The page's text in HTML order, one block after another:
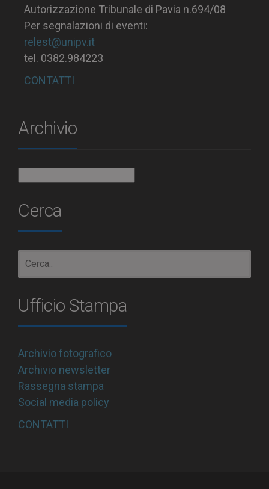
Autorizzazione Tribunale di Pavia n.694/08
Per segnalazioni di eventi:
relest@unipv.it
tel. 0382.984223
CONTATTI
Archivio
Cerca
Ufficio Stampa
Archivio fotografico
Archivio newsletter
Rassegna stampa
Social media policy
CONTATTI